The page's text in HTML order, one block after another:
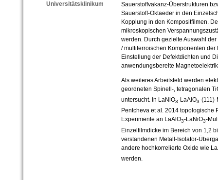
Universitätsklinikum
Sauerstoffvakanz-Überstrukturen
Sauerstoff-Oktaeder in den
Kopplung in den Kompositfilmen.
mikroskopischen
werden. Durch gezielte Auswahl
/ multiferroischen Komponenten
Einstellung der Defektdichten und
anwendungsbereite
Als weiteres Arbeitsfeld werden
geordneten Spinell-, tetragonalen
untersucht. In LaNiO3-LaAlO3-
Pentcheva et al. 2014 topologische
Experimente an LaAlO3-LaNiO3-
Einzelfilmdicke im Bereich von 1,2
verstandenen Metall-Isolator-
andere hochkorrelierte Oxide wie
werden.